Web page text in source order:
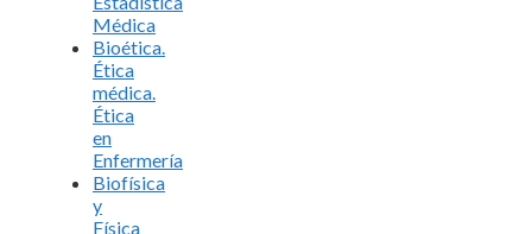
Médica
Bioética.
Ética
médica.
Ética
en
Enfermería
Biofísica
y
Física